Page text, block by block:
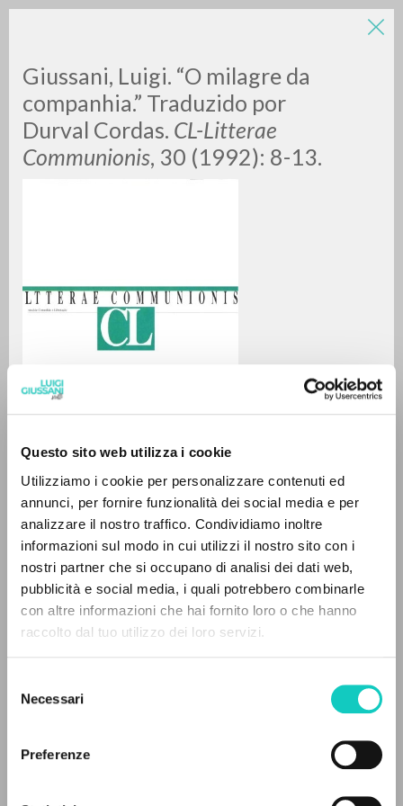
Questo sito web utilizza i cookie
Utilizziamo i cookie per personalizzare contenuti ed
annunci, per fornire funzionalità dei social media e per
analizzare il nostro traffico. Condividiamo inoltre
informazioni sul modo in cui utilizzi il nostro sito con i
nostri partner che si occupano di analisi dei dati web,
pubblicità e social media, i quali potrebbero combinarle
con altre informazioni che hai fornito loro o che hanno
raccolto dal tuo utilizzo dei loro servizi.
delNecessari
Preferenze
Giussani, Luigi. “O milagre da
companhia.” Traduzido por
Durval Cordas. CL-Litterae
Communionis, 30 (1992): 8-13.
Cordas DurvalTraductor
Giussani LuigiAutor
Portoghese BR
CL-Litterae Communionis
1992
LUIGI
GIUSSANI
BÚSQUEDA AVANZADA »
0DOCUMENTOS ENCONTRADOS
RESULTADOS SUCESIVOS